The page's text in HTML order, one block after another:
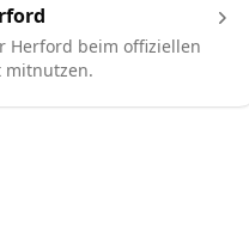
Herford beim offiziellen
mitnutzen.